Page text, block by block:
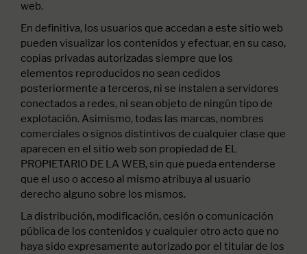
web.
En definitiva, los usuarios que accedan a este sitio web
pueden visualizar los contenidos y efectuar, en su caso,
copias privadas autorizadas siempre que los
elementos reproducidos no sean cedidos
posteriormente a terceros, ni se instalen a servidores
conectados a redes, ni sean objeto de ningún tipo de
explotación. Asimismo, todas las marcas, nombres
comerciales o signos distintivos de cualquier clase que
aparecen en el sitio web son propiedad de EL
PROPIETARIO DE LA WEB, sin que pueda entenderse
que el uso o acceso al mismo atribuya al usuario
derecho alguno sobre los mismos.
La distribución, modificación, cesión o comunicación
pública de los contenidos y cualquier otro acto que no
haya sido expresamente autorizado por el titular de los